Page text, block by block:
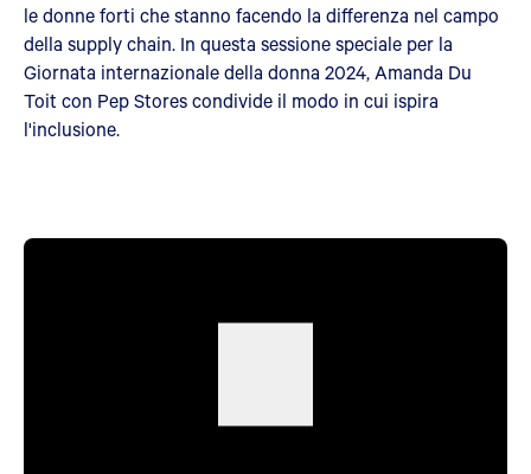
le donne forti che stanno facendo la differenza nel campo
della supply chain. In questa sessione speciale per la
Giornata internazionale della donna 2024, Amanda Du
Toit con Pep Stores condivide il modo in cui ispira
l'inclusione.